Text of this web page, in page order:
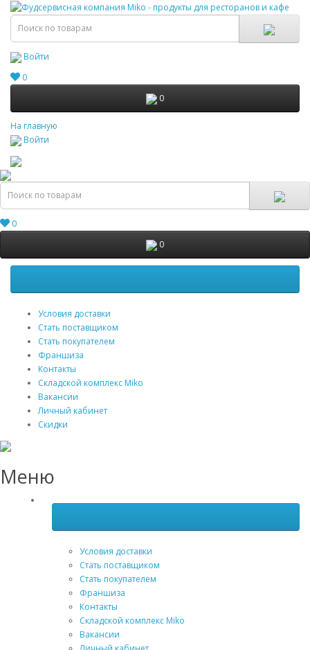
Войти
0
0
На главную
Войти
0
0
Условия доставки
Стать поставщиком
Стать покупателем
Франшиза
Контакты
Складской комплекс Miko
Вакансии
Личный кабинет
Скидки
Меню
Условия доставки
Стать поставщиком
Стать покупателем
Франшиза
Контакты
Складской комплекс Miko
Вакансии